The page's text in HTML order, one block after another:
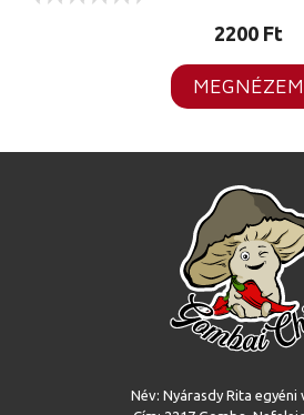
2200 Ft
MEGNÉZEM
Név: Nyárasdy Rita egyéni